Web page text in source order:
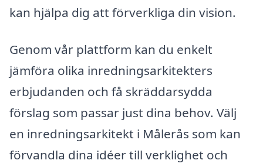
kan hjälpa dig att förverkliga din vision.
Genom vår plattform kan du enkelt
jämföra olika inredningsarkitekters
erbjudanden och få skräddarsydda
förslag som passar just dina behov. Välj
en inredningsarkitekt i Målerås som kan
förvandla dina idéer till verklighet och